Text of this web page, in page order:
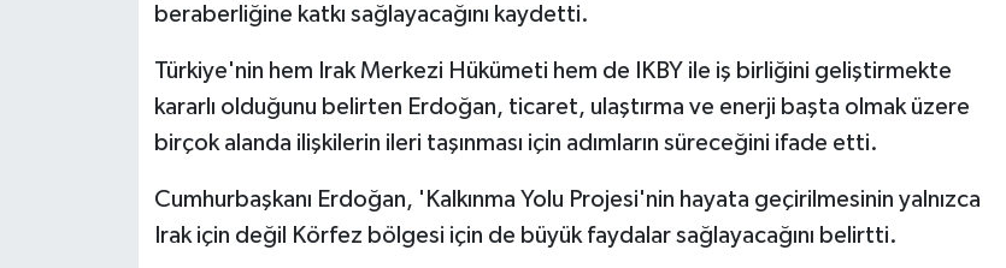
beraberliğine katkı sağlayacağını kaydetti.
Türkiye'nin hem Irak Merkezi Hükümeti hem de IKBY ile iş birliğini geliştirmekte
kararlı olduğunu belirten Erdoğan, ticaret, ulaştırma ve enerji başta olmak üzere
birçok alanda ilişkilerin ileri taşınması için adımların süreceğini ifade etti.
Cumhurbaşkanı Erdoğan, 'Kalkınma Yolu Projesi'nin hayata geçirilmesinin yalnızca
Irak için değil Körfez bölgesi için de büyük faydalar sağlayacağını belirtti.
Otomobil